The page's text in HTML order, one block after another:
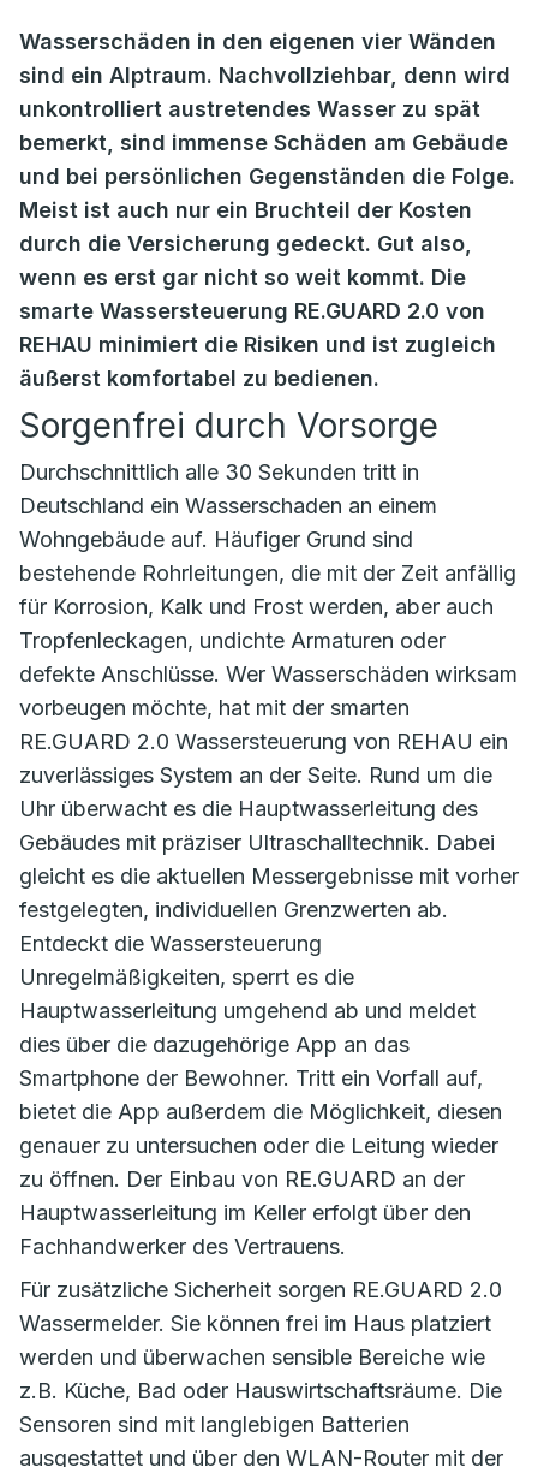
Wasserschäden in den eigenen vier Wänden
sind ein Alptraum. Nachvollziehbar, denn wird
unkontrolliert austretendes Wasser zu spät
bemerkt, sind immense Schäden am Gebäude
und bei persönlichen Gegenständen die Folge.
Meist ist auch nur ein Bruchteil der Kosten
durch die Versicherung gedeckt. Gut also,
wenn es erst gar nicht so weit kommt. Die
smarte Wassersteuerung RE.GUARD 2.0 von
REHAU minimiert die Risiken und ist zugleich
äußerst komfortabel zu bedienen.
Sorgenfrei durch Vorsorge
Durchschnittlich alle 30 Sekunden tritt in
Deutschland ein Wasserschaden an einem
Wohngebäude auf. Häufiger Grund sind
bestehende Rohrleitungen, die mit der Zeit anfällig
für Korrosion, Kalk und Frost werden, aber auch
Tropfenleckagen, undichte Armaturen oder
defekte Anschlüsse. Wer Wasserschäden wirksam
vorbeugen möchte, hat mit der smarten
RE.GUARD 2.0 Wassersteuerung von REHAU ein
zuverlässiges System an der Seite. Rund um die
Uhr überwacht es die Hauptwasserleitung des
Gebäudes mit präziser Ultraschalltechnik. Dabei
gleicht es die aktuellen Messergebnisse mit vorher
festgelegten, individuellen Grenzwerten ab.
Entdeckt die Wassersteuerung
Unregelmäßigkeiten, sperrt es die
Hauptwasserleitung umgehend ab und meldet
dies über die dazugehörige App an das
Smartphone der Bewohner. Tritt ein Vorfall auf,
bietet die App außerdem die Möglichkeit, diesen
genauer zu untersuchen oder die Leitung wieder
zu öffnen. Der Einbau von RE.GUARD an der
Hauptwasserleitung im Keller erfolgt über den
Fachhandwerker des Vertrauens.
Für zusätzliche Sicherheit sorgen RE.GUARD 2.0
Wassermelder. Sie können frei im Haus platziert
werden und überwachen sensible Bereiche wie
z.B. Küche, Bad oder Hauswirtschaftsräume. Die
Sensoren sind mit langlebigen Batterien
ausgestattet und über den WLAN-Router mit der